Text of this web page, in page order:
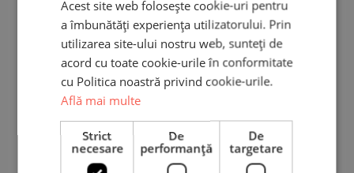
5,0
Pe baza a unei recenzii
Adaugă o recenzie
5 stele
100%
Acest site web folosește cookie-uri pentru
a îmbunătăți experiența utilizatorului. Prin
utilizarea site-ului nostru web, sunteți de
acord cu toate cookie-urile în conformitate
cu Politica noastră privind cookie-urile.
Află mai multe
Strict
necesare
De
performanță
De
targetare